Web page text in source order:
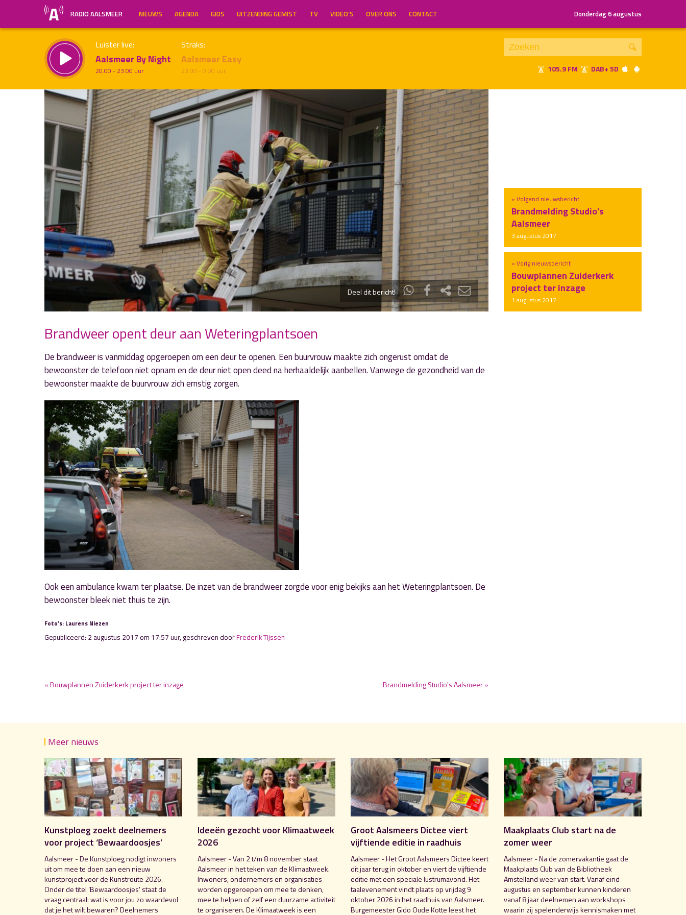
RADIO AALSMEER NIEUWS AGENDA GIDS UITZENDING GEMIST TV VIDEO’S OVER ONS CONTACT Donderdag 6 augustus
Luister live:
Aalsmeer By Night
20.00 - 23.00 uur
Straks:
Aalsmeer Easy
23.00 - 0.00 uur 105.9 FM DAB+ 5D
Inklappen
Deel dit bericht!
« Vorig nieuwsbericht
Bouwplannen Zuiderkerk
project ter inzage
1 augustus 2017
» Volgend nieuwsbericht
Brandmelding Studio's
Aalsmeer
3 augustus 2017
Brandweer opent deur aan Weteringplantsoen
De brandweer is vanmiddag opgeroepen om een deur te openen. Een buurvrouw maakte zich ongerust omdat de
bewoonster de telefoon niet opnam en de deur niet open deed na herhaaldelijk aanbellen. Vanwege de gezondheid van de
bewoonster maakte de buurvrouw zich ernstig zorgen.
Ook een ambulance kwam ter plaatse. De inzet van de brandweer zorgde voor enig bekijks aan het Weteringplantsoen. De
bewoonster bleek niet thuis te zijn.
Foto’s: Laurens Niezen
Gepubliceerd: 2 augustus 2017 om 17:57 uur, geschreven doorFrederik Tijssen
« Bouwplannen Zuiderkerk project ter inzage Brandmelding Studio's Aalsmeer »
Meer nieuws
Kunstploeg zoekt deelnemers
voor project ‘Bewaardoosjes’
Aalsmeer - De Kunstploeg nodigt inwoners
uit om mee te doen aan een nieuw
kunstproject voor de Kunstroute 2026.
Onder de titel ‘Bewaardoosjes' staat de
vraag centraal: wat is voor jou zo waardevol
dat je het wilt bewaren? Deelnemers
Ideeën gezocht voor Klimaatweek
2026
Aalsmeer - Van 2 t/m 8 november staat
Aalsmeer in het teken van de Klimaatweek.
Inwoners, ondernemers en organisaties
worden opgeroepen om mee te denken,
mee te helpen of zelf een duurzame activiteit
te organiseren. De Klimaatweek is een
Groot Aalsmeers Dictee viert
vijftiende editie in raadhuis
Aalsmeer - Het Groot Aalsmeers Dictee keert
dit jaar terug in oktober en viert de vijftiende
editie met een speciale lustrumavond. Het
taalevenement vindt plaats op vrijdag 9
oktober 2026 in het raadhuis van Aalsmeer.
Burgemeester Gido Oude Kotte leest het
Maakplaats Club start na de
zomer weer
Aalsmeer - Na de zomervakantie gaat de
Maakplaats Club van de Bibliotheek
Amstelland weer van start. Vanaf eind
augustus en september kunnen kinderen
vanaf 8 jaar deelnemen aan workshops
waarin zij spelenderwijs kennismaken met